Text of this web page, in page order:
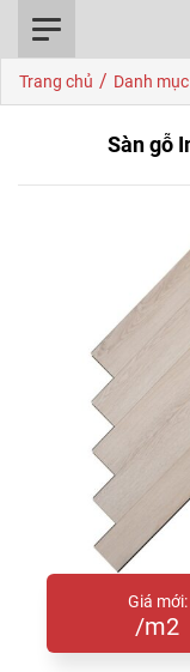
Trang chủ / Danh mục
Sàn gỗ
Giá mới:
/m2